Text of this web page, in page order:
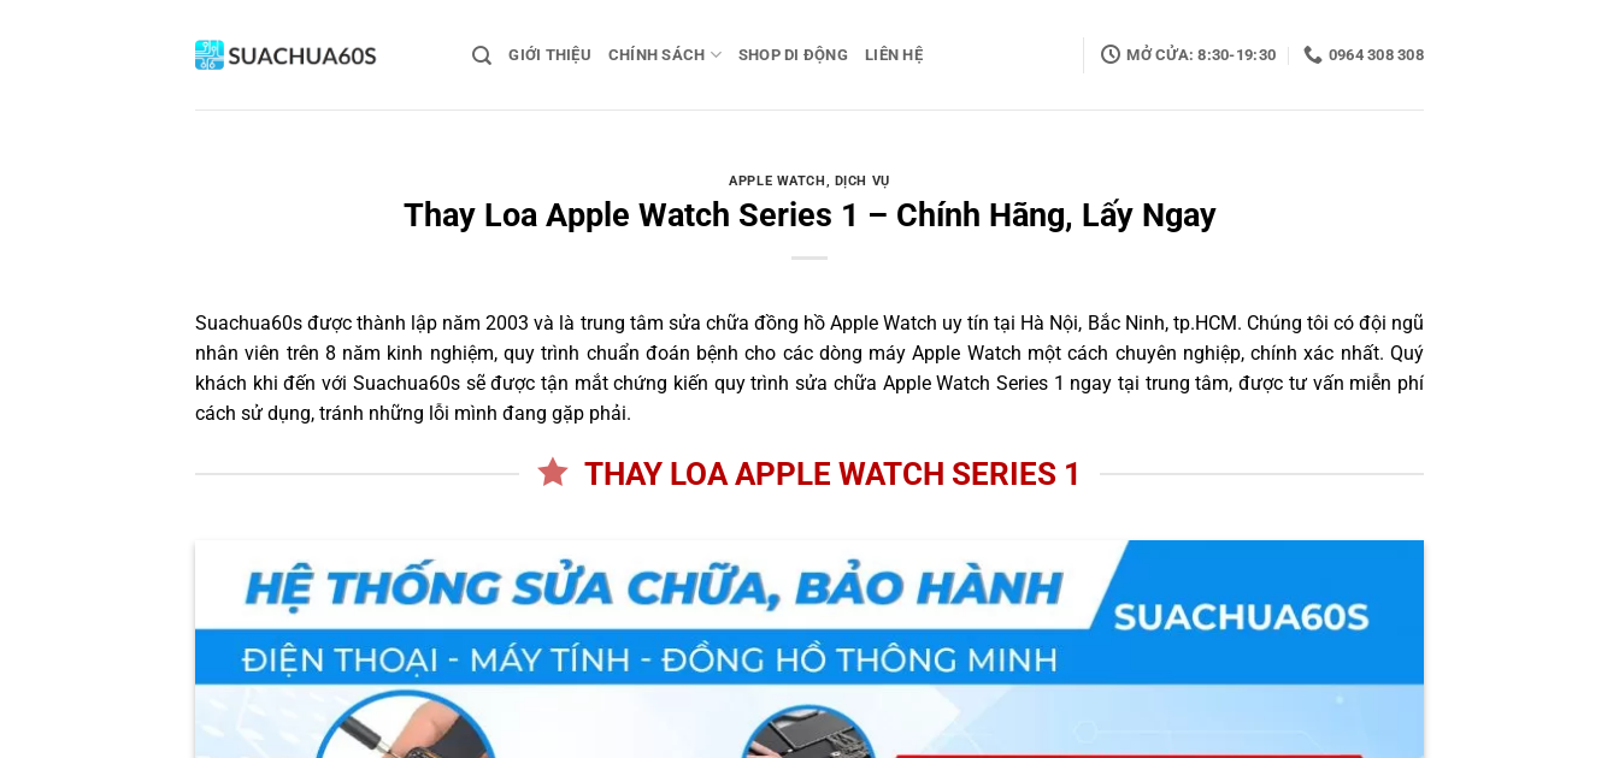
GIỚI THIỆU CHÍNH SÁCH SHOP DI ĐỘNG LIÊN HỆ MỞ CỬA: 8:30-19:30 0964 308 308
APPLE WATCH , DỊCH VỤ
Thay Loa Apple Watch Series 1 – Chính Hãng, Lấy Ngay
Suachua60s được thành lập năm 2003 và là trung tâm sửa chữa đồng hồ Apple Watch uy tín tại Hà Nội, Bắc Ninh, tp.HCM. Chúng tôi có đội ngũ
nhân viên trên 8 năm kinh nghiệm, quy trình chuẩn đoán bệnh cho các dòng máy Apple Watch một cách chuyên nghiệp, chính xác nhất. Quý
khách khi đến với Suachua60s sẽ được tận mắt chứng kiến quy trình sửa chữa Apple Watch Series 1 ngay tại trung tâm, được tư vấn miễn phí
cách sử dụng, tránh những lỗi mình đang gặp phải.
THAY LOA APPLE WATCH SERIES 1